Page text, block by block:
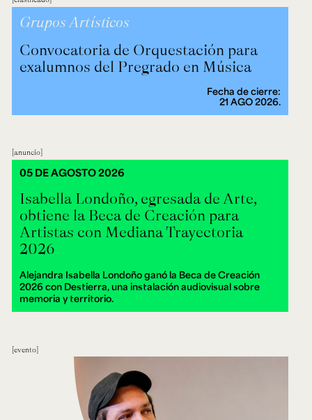
Grupos Artísticos
Convocatoria de Orquestación para
exalumnos del Pregrado en Música
Fecha de cierre:
21 AGO 2026.
anuncio
Isabella Londoño, egresada de Arte,
obtiene la Beca de Creación para
Artistas con Mediana Trayectoria
2026
Alejandra Isabella Londoño ganó la Beca de Creación
2026 con Destierra, una instalación audiovisual sobre
memoria y territorio.
05 DE AGOSTO 2026
evento